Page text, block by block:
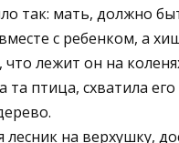
так: мать, должно
с ребенком, а
что лежит он на
та птица, схватила его
лесник на верхушку,